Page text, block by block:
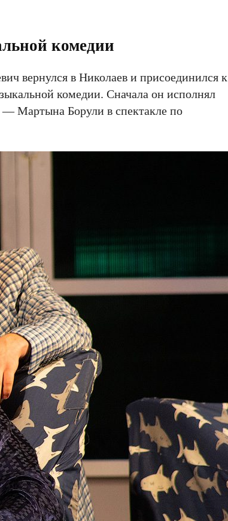
комедии
вернулся в Николаев и присоединился к
комедии. Сначала он исполнял
— Мартына Борули в спектакле по